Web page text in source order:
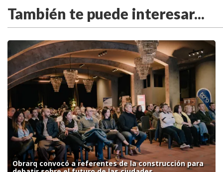
También te puede interesar...
Obrarq convocó a referentes de la construcción para